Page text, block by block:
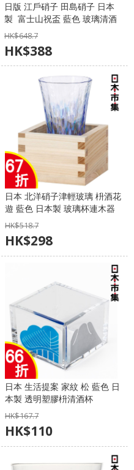
日版 江戶硝子 田島硝子 日本
製 富士山祝盃 藍色 玻璃清酒
杯 (工藝原木禮盒)【市集世界 -
日本市集】
HK$648.7
HK$388
日本 北洋硝子津輕玻璃 枡酒花
遊 藍色 日本製 玻璃杯連木器
枡酒杯禮盒套裝 (591)【市集
世界 - 日本市集】
HK$518.7
HK$298
日本 生活提案 家紋 松 藍色 日
本製 透明塑膠枡清酒杯
100ml【市集世界 - 日本市
集】
HK$167.7
HK$110